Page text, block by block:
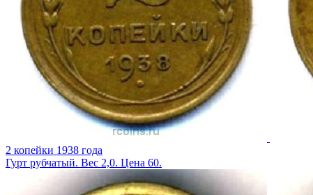
2 копейки 1938 года
Гурт рубчатый. Вес 2,0. Цена 60.